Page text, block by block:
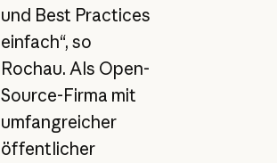
und Best Practices
einfach“, so
Rochau. Als Open-
Source-Firma mit
umfangreicher
öffentlicher